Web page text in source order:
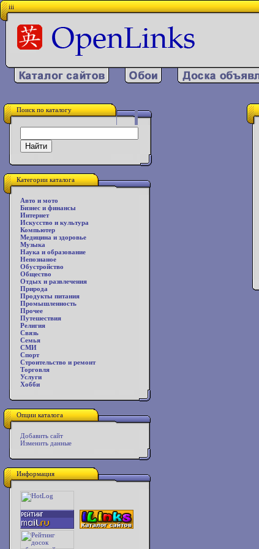
iii
Поиск по каталогу
Категории каталога
Авто и мото
Бизнес и финансы
Интернет
Искусство и культура
Компьютер
Медицина и здоровье
Музыка
Наука и образование
Непознаное
Обустройство
Общество
Отдых и развлечения
Природа
Продукты питания
Промышленность
Прочее
Путешествия
Религия
Связь
Семья
СМИ
Спорт
Строительство и ремонт
Торговля
Услуги
Хобби
Опции каталога
Добавить сайт
Изменить данные
Информация